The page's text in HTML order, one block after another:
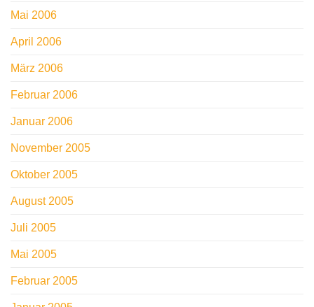
Mai 2006
April 2006
März 2006
Februar 2006
Januar 2006
November 2005
Oktober 2005
August 2005
Juli 2005
Mai 2005
Februar 2005